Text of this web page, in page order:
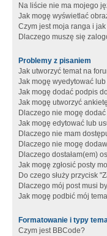
Na liście nie ma mojego
Jak mogę wyświetlać
Czym jest moja ranga i
Dlaczego muszę się
Problemy z pisaniem
Jak utworzyć temat na
Jak mogę wyedytować
Jak mogę dodać podpis
Jak mogę utworzyć
Dlaczego nie mogę
Jak mogę edytować lub
Dlaczego nie mam
Dlaczego nie mogę
Dlaczego dostałam(em)
Jak mogę zgłosić posty
Do czego służy przycisk
Dlaczego mój post musi
Jak mogę podbić mój
Formatowanie i typy
Czym jest BBCode?